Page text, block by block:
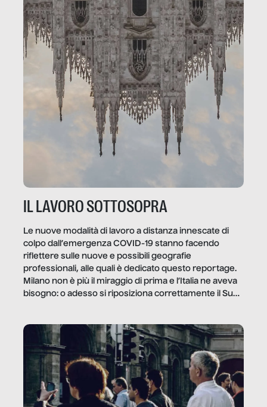
IL LAVORO SOTTOSOPRA
Le nuove modalità di lavoro a distanza innescate di
colpo dall’emergenza COVID-19 stanno facendo
riflettere sulle nuove e possibili geografie
professionali, alle quali è dedicato questo reportage.
Milano non è più il miraggio di prima e l’Italia ne aveva
bisogno: o adesso si riposiziona correttamente il Sud